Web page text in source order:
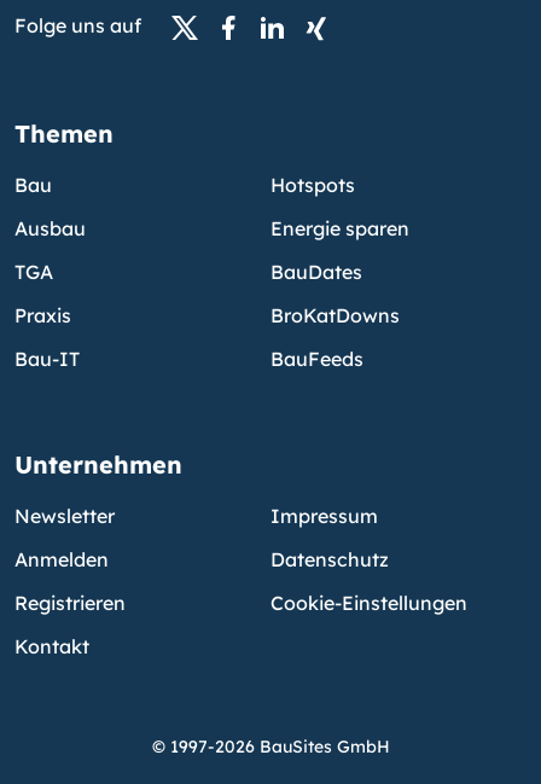
Folge uns auf
Themen
Bau
Ausbau
TGA
Praxis
Bau-IT
Hotspots
Energie sparen
BauDates
BroKatDowns
BauFeeds
Unternehmen
Newsletter
Anmelden
Registrieren
Kontakt
Impressum
Datenschutz
Cookie-Einstellungen
© 1997-2026 BauSites GmbH